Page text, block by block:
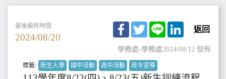
最後編修時間
2024/08/20
Facebook
TwitterLine LinkedIn
返回
學務處-學務處2024/08/12 發佈
標籤: 新生入學 國中活動 高中活動 政令宣導